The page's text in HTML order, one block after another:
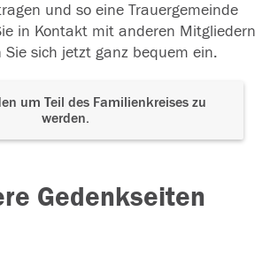
und so eine Trauergemeinde
in Kontakt mit anderen Mitgliedern
Sie sich jetzt ganz bequem ein.
um Teil des Familienkreises zu
werden.
Gedenkseiten